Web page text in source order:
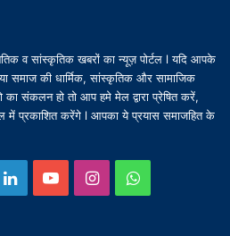
व सांस्कृतिक खबरों का न्यूज़ पोर्टल l यदि आपके
समाज की धार्मिक, सांस्कृतिक और सामाजिक
का संकलन हो तो आप हमे मेल द्वारा प्रेषित करें,
में प्रकाशित करेंगे l आपका ये प्रयास समाजहित के
LinkedInYouTubeInstagramWhatsApp